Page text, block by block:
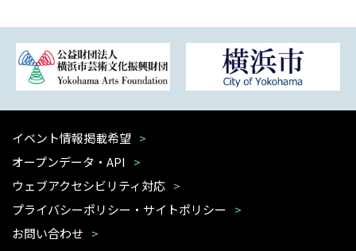
イベント情報掲載希望
オープンデータ・API
ウェブアクセシビリティ対応
プライバシーポリシー・サイトポリシー
お問い合わせ